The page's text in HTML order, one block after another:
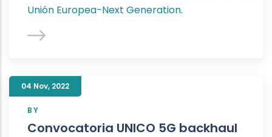
Unión Europea-Next Generation.
04 Nov, 2022
BY
Convocatoria UNICO 5G backhaul